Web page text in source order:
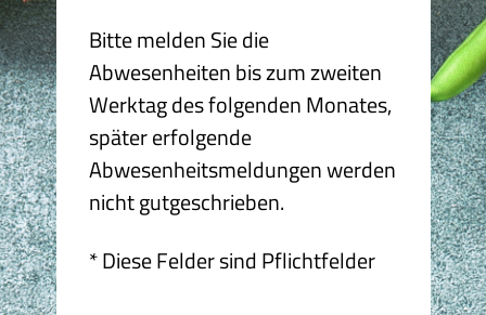
Bitte melden Sie die
Abwesenheiten bis zum zweiten
Werktag des folgenden Monates,
später erfolgende
Abwesenheitsmeldungen werden
nicht gutgeschrieben.
* Diese Felder sind Pflichtfelder